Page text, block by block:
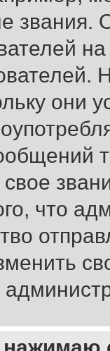
звания.
они
свое
что